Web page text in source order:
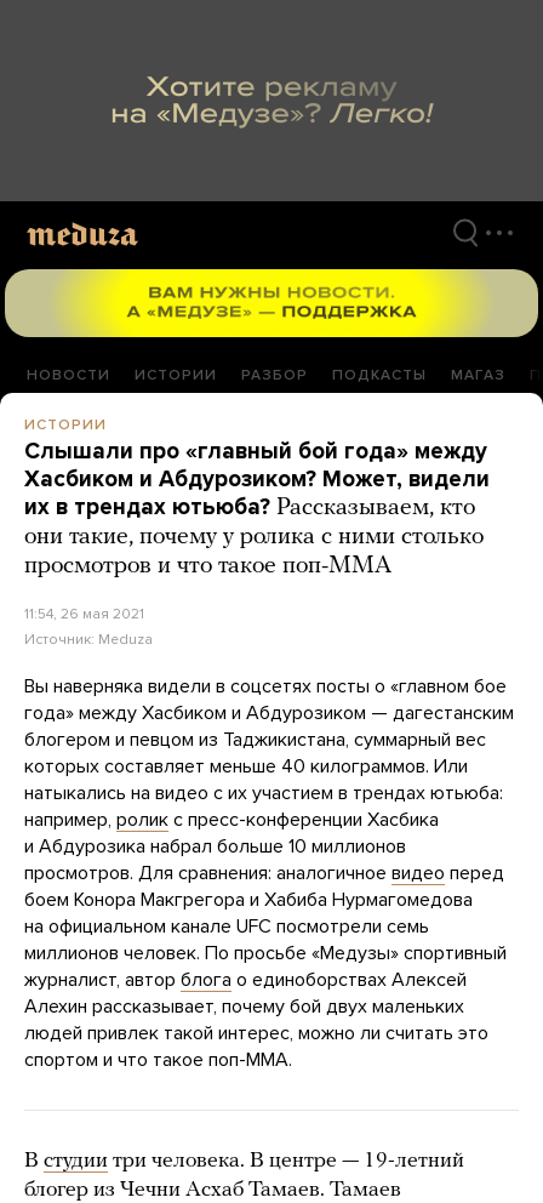
НОВОСТИ ИСТОРИИ РАЗБОР ПОДКАСТЫ МАГАЗ
ИСТОРИИ
Слышали про «главный бой года» между
Хасбиком и Абдурозиком? Может, видели
их в трендах ютьюба? Рассказываем, кто
они такие, почему у ролика с ними столько
просмотров и что такое поп-ММА
11:54, 26 мая 2021
Источник: Meduza
Вы наверняка видели в соцсетях посты о «главном бое
года» между Хасбиком и Абдурозиком — дагестанским
блогером и певцом из Таджикистана, суммарный вес
которых составляет меньше 40 килограммов. Или
натыкались на видео с их участием в трендах ютьюба:
например, ролик с пресс-конференции Хасбика
и Абдурозика набрал больше 10 миллионов
просмотров. Для сравнения: аналогичное видео перед
боем Конора Макгрегора и Хабиба Нурмагомедова
на официальном канале UFC посмотрели семь
миллионов человек. По просьбе «Медузы» спортивный
журналист, автор блога о единоборствах Алексей
Алехин рассказывает, почему бой двух маленьких
людей привлек такой интерес, можно ли считать это
спортом и что такое поп-ММА.
В студии три человека. В центре — 19-летний
блогер из Чечни Асхаб Тамаев. Тамаев